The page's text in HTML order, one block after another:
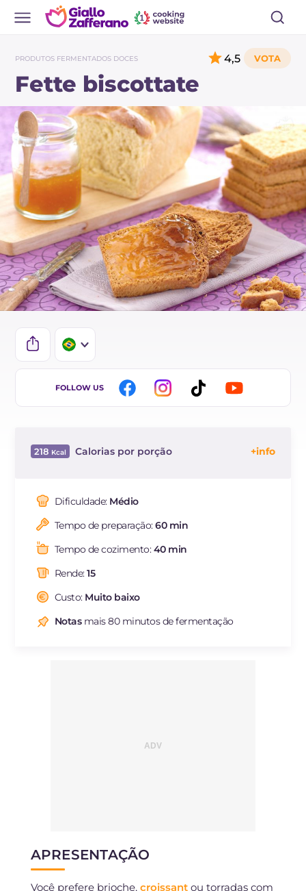
PRODUTOS FERMENTADOS DOCES
Fette biscottate
4,5
IT
FR
NL
FOLLOW US
218 Calorias por porção
dos quais açúcares
Proteína
Gorduras
saturadas
Fibra
Colesterol
Sódio mg
Dificuldade: Médio
Tempo de preparação:60 min
Tempo de cozimento:40 min
Rende:15
Custo: Muito baixo
Notasmais 80 minutos de fermentação
APRESENTAÇÃO
Você prefere brioche, croissantou torradas com